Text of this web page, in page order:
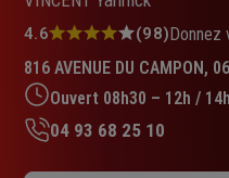
Note
4.6
sur
5
étoiles
4.6 (98)Donnez
816 AVENUE DU CAMPON,
04 93 68 25 10